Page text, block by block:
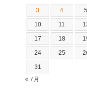
3 4 5
10 11
17 18
24 25
31
« 7月